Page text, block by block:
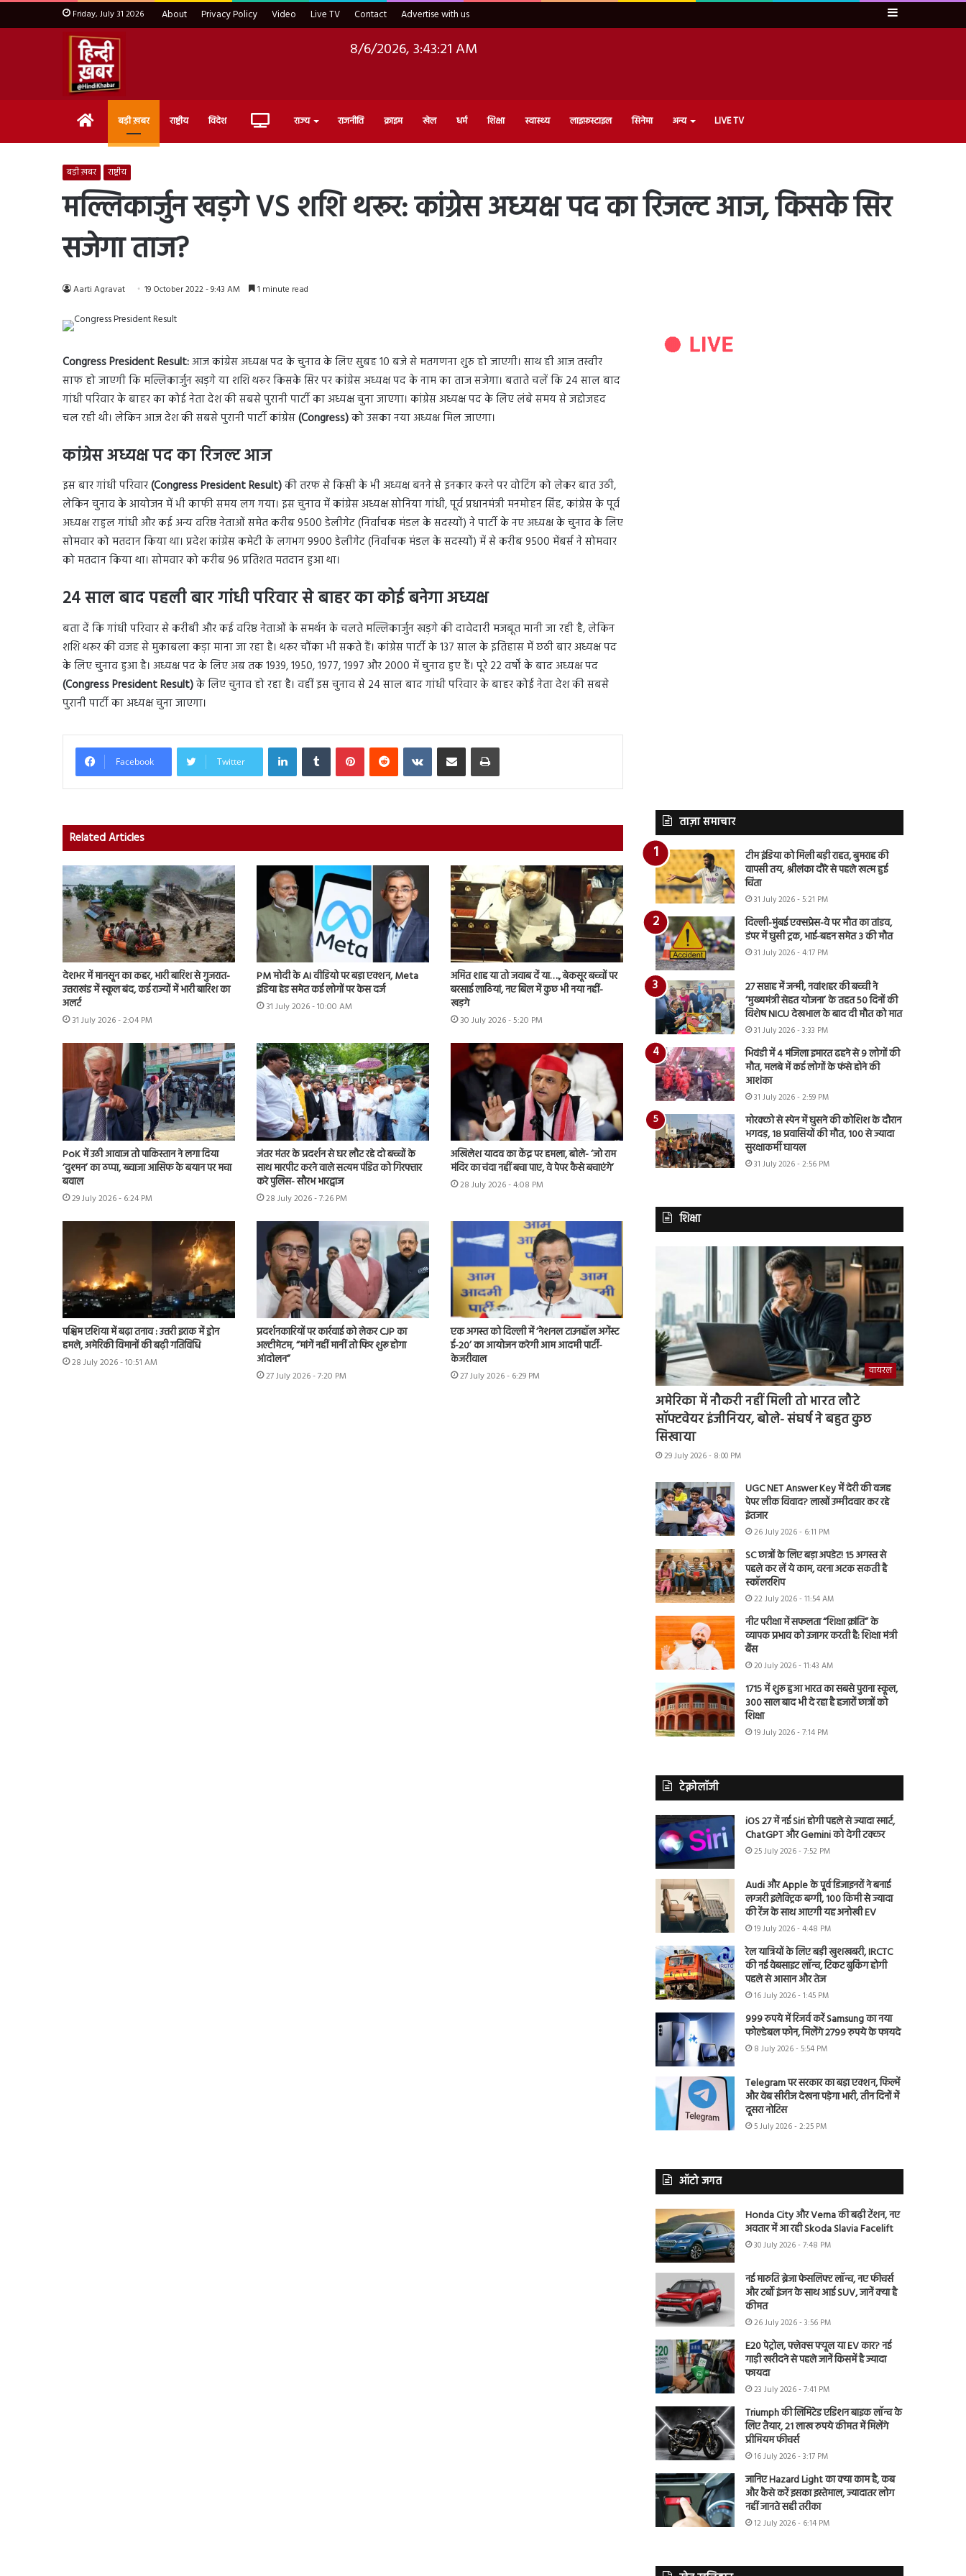
Friday, July 31 2026 About Privacy Policy Video Live TV Contact Advertise with us Sidebar
8/6/2026, 3:43:23 AM
Home बड़ी ख़बर राष्ट्रीय विदेश Live राज्य राजनीति क्राइम खेल धर्म शिक्षा स्वास्थ्य लाइफ़स्टाइल सिनेमा अन्य LIVE TV
बड़ी ख़बर राष्ट्रीय
मल्लिकार्जुन खड़गे VS शशि थरूर: कांग्रेस अध्यक्ष पद का रिजल्ट आज, किसके सिर
सजेगा ताज?
Aarti Agravat 19 October 2022 - 9:43 AM 1 minute read
Congress President Result:आज कांग्रेस अध्यक्ष पद के चुनाव के लिए सुबह 10 बजे से मतगणना शुरु हो जाएगी। साथ ही आज तस्वीर
साफ हो जाएगी कि मल्लिकार्जुन खड़गे या शशि थरुर किसके सिर पर कांग्रेस अध्यक्ष पद के नाम का ताज सजेगा। बताते चलें कि 24 साल बाद
गांधी परिवार के बाहर का कोई नेता देश की सबसे पुरानी पार्टी का अध्यक्ष चुना जाएगा। कांग्रेस अध्यक्ष पद के लिए लंबे समय से जद्दोजहद
चल रही थी। लेकिन आज देश की सबसे पुरानी पार्टी कांग्रेस(Congress)को उसका नया अध्यक्ष मिल जाएगा।
कांग्रेस अध्यक्ष पद का रिजल्ट आज
इस बार गांधी परिवार(Congress President Result)की तरफ से किसी के भी अध्यक्ष बनने से इनकार करने पर वोटिंग को लेकर बात उठी,
लेकिन चुनाव के आयोजन में भी काफी समय लग गया। इस चुनाव में कांग्रेस अध्यक्ष सोनिया गांधी, पूर्व प्रधानमंत्री मनमोहन सिंह, कांग्रेस के पूर्व
अध्यक्ष राहुल गांधी और कई अन्य वरिष्ठ नेताओं समेत करीब 9500 डेलीगेट (निर्वाचक मंडल के सदस्यों) ने पार्टी के नए अध्यक्ष के चुनाव के लिए
सोमवार को मतदान किया था। प्रदेश कांग्रेस कमेटी के लगभग 9900 डेलीगेट (निर्वाचक मंडल के सदस्यों) में से करीब 9500 मेंबर्स ने सोमवार
को मतदान किया था। सोमवार को करीब 96 प्रतिशत मतदान हुआ था।
24 साल बाद पहली बार गांधी परिवार से बाहर का कोई बनेगा अध्यक्ष
बता दें कि गांधी परिवार से करीबी और कई वरिष्ठ नेताओं के समर्थन के चलते मल्लिकार्जुन खड़गे की दावेदारी मजबूत मानी जा रही है, लेकिन
शशि थरूर की वजह से मुकाबला कड़ा माना जा रहा है। थरूर चौंका भी सकते हैं। कांग्रेस पार्टी के 137 साल के इतिहास में छठी बार अध्यक्ष पद
के लिए चुनाव हुआ है। अध्यक्ष पद के लिए अब तक 1939, 1950, 1977, 1997 और 2000 में चुनाव हुए हैं। पूरे 22 वर्षों के बाद अध्यक्ष पद
(Congress President Result)के लिए चुनाव हो रहा है। वहीं इस चुनाव से 24 साल बाद गांधी परिवार के बाहर कोई नेता देश की सबसे
पुरानी पार्टी का अध्यक्ष चुना जाएगा।
Facebook Twitter
LinkedInTumblr PinterestReddit VKontakteShare via Email Print
Related Articles
देशभर में मानसून का कहर, भारी बारिश से गुजरात-
उत्तराखंड में स्कूल बंद, कई राज्यों में भारी बारिश का
अलर्ट
31 July 2026 - 2:04 PM
PM मोदी के AI वीडियो पर बड़ा एक्शन, Meta
इंडिया हेड समेत कई लोगों पर केस दर्ज
31 July 2026 - 10:00 AM
अमित शाह या तो जवाब दें या…., बेकसूर बच्चों पर
बरसाई लाठियां, नए बिल में कुछ भी नया नहीं-
खड़गे
30 July 2026 - 5:20 PM
PoK में उठी आवाज तो पाकिस्तान ने लगा दिया
‘दुश्मन’ का ठप्पा, ख्वाजा आसिफ के बयान पर मचा
बवाल
29 July 2026 - 6:24 PM
जंतर मंतर के प्रदर्शन से घर लौट रहे दो बच्चों के
साथ मारपीट करने वाले सत्यम पंडित को गिरफ्तार
करे पुलिस- सौरभ भारद्वाज
28 July 2026 - 7:26 PM
अखिलेश यादव का केंद्र पर हमला, बोले- ‘जो राम
मंदिर का चंदा नहीं बचा पाए, वे पेपर कैसे बचाएंगे’
28 July 2026 - 4:08 PM
पश्चिम एशिया में बढ़ा तनाव : उत्तरी इराक में ड्रोन
हमले, अमेरिकी विमानों की बढ़ी गतिविधि
28 July 2026 - 10:51 AM
प्रदर्शनकारियों पर कार्रवाई को लेकर CJP का
अल्टीमेटम, “मांगें नहीं मानीं तो फिर शुरू होगा
आंदोलन”
27 July 2026 - 7:20 PM
एक अगस्त को दिल्ली में ‘नेशनल टाउनहॉल अगेंस्ट
ई-20’ का आयोजन करेगी आम आदमी पार्टी-
केजरीवाल
27 July 2026 - 6:29 PM
ताज़ा समाचार
टीम इंडिया को मिली बड़ी राहत, बुमराह की
वापसी तय, श्रीलंका दौरे से पहले खत्म हुई
चिंता
31 July 2026 - 5:21 PM
दिल्ली-मुंबई एक्सप्रेस-वे पर मौत का तांडव,
डंपर में घुसी ट्रक, भाई-बहन समेत 3 की मौत
31 July 2026 - 4:17 PM
27 सप्ताह में जन्मी, नवांशहर की बच्ची ने
‘मुख्यमंत्री सेहत योजना’ के तहत 50 दिनों की
विशेष NICU देखभाल के बाद दी मौत को मात
31 July 2026 - 3:33 PM
भिवंडी में 4 मंजिला इमारत ढहने से 9 लोगों की
मौत, मलबे में कई लोगों के फंसे होने की
आशंका
31 July 2026 - 2:59 PM
मोरक्को से स्पेन में घुसने की कोशिश के दौरान
भगदड़, 18 प्रवासियों की मौत, 100 से ज्यादा
सुरक्षाकर्मी घायल
31 July 2026 - 2:56 PM
शिक्षा
वायरल
अमेरिका में नौकरी नहीं मिली तो भारत लौटे
सॉफ्टवेयर इंजीनियर, बोले- संघर्ष ने बहुत कुछ
सिखाया
29 July 2026 - 8:00 PM
UGC NET Answer Key में देरी की वजह
पेपर लीक विवाद? लाखों उम्मीदवार कर रहे
इंतजार
26 July 2026 - 6:11 PM
SC छात्रों के लिए बड़ा अपडेट! 15 अगस्त से
पहले कर लें ये काम, वरना अटक सकती है
स्कॉलरशिप
22 July 2026 - 11:54 AM
नीट परीक्षा में सफलता “शिक्षा क्रांति” के
व्यापक प्रभाव को उजागर करती है: शिक्षा मंत्री
बैंस
20 July 2026 - 11:43 AM
1715 में शुरू हुआ भारत का सबसे पुराना स्कूल,
300 साल बाद भी दे रहा है हजारों छात्रों को
शिक्षा
19 July 2026 - 7:14 PM
टेक्नोलॉजी
iOS 27 में नई Siri होगी पहले से ज्यादा स्मार्ट,
ChatGPT और Gemini को देगी टक्कर
25 July 2026 - 7:52 PM
Audi और Apple के पूर्व डिजाइनरों ने बनाई
लग्जरी इलेक्ट्रिक बग्गी, 100 किमी से ज्यादा
की रेंज के साथ आएगी यह अनोखी EV
19 July 2026 - 4:48 PM
रेल यात्रियों के लिए बड़ी खुशखबरी, IRCTC
की नई वेबसाइट लॉन्च, टिकट बुकिंग होगी
पहले से आसान और तेज
16 July 2026 - 1:45 PM
999 रुपये में रिजर्व करें Samsung का नया
फोल्डेबल फोन, मिलेंगे 2799 रुपये के फायदे
8 July 2026 - 5:54 PM
Telegram पर सरकार का बड़ा एक्शन, फिल्में
और वेब सीरीज देखना पड़ेगा भारी, तीन दिनों में
दूसरा नोटिस
5 July 2026 - 2:25 PM
ऑटो जगत
Honda City और Verna की बढ़ी टेंशन, नए
अवतार में आ रही Skoda Slavia Facelift
30 July 2026 - 7:48 PM
नई मारुति ब्रेजा फेसलिफ्ट लॉन्च, नए फीचर्स
और टर्बो इंजन के साथ आई SUV, जानें क्या है
कीमत
26 July 2026 - 3:56 PM
E20 पेट्रोल, फ्लेक्स फ्यूल या EV कार? नई
गाड़ी खरीदने से पहले जानें किसमें है ज्यादा
फायदा
23 July 2026 - 7:41 PM
Triumph की लिमिटेड एडिशन बाइक लॉन्च के
लिए तैयार, 21 लाख रुपये कीमत में मिलेंगे
प्रीमियम फीचर्स
16 July 2026 - 3:17 PM
जानिए Hazard Light का क्या काम है, कब
और कैसे करें इसका इस्तेमाल, ज्यादातर लोग
नहीं जानते सही तरीका
12 July 2026 - 6:14 PM